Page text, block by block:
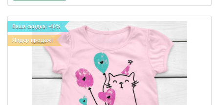
Ваша скидка: -40%
Лидер продаж!